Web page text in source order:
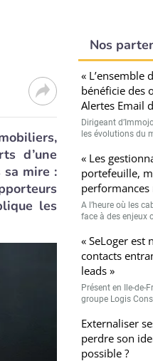
d’une
sa mire :
les
Nos
« L’ensemble
bénéficie des
Alertes Email
Dirigeant
les évolutions du
« Les
portefeuille,
performances
A l’heure où les
face à des enjeux
« SeLoger est
contacts
leads »
Présent en Ile-de-
groupe Logis
Externaliser
perdre son
possible ?